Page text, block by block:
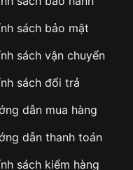
sách bảo mật
sách vận chuyển
sách đổi trả
dẫn mua hàng
dẫn thanh toán
sách kiểm hàng